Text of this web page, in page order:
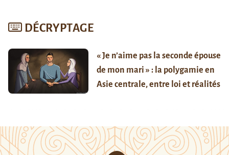
DÉCRYPTAGE
« Je n’aime pas la seconde épouse
de mon mari » : la polygamie en
Asie centrale, entre loi et réalités